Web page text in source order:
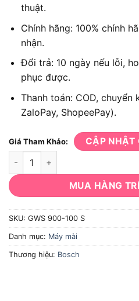
thuật.
Chính hãng: 100% chính
nhận.
Đổi trả: 10 ngày nếu lỗi,
phục được.
Thanh toán: COD,
ZaloPay, ShopeePay).
Giá Tham Khảo: CẬP NHẬT
Máy mài góc cầm tay Bosch
MUA HÀNG
SKU: GWS 900-100 S
Danh mục: Máy mài
Thương hiệu: Bosch